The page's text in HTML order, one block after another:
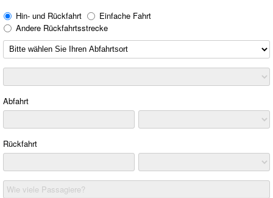
Hin- und Rückfahrt
Einfache Fahrt
Andere Rückfahrtsstrecke
Abfahrt
Rückfahrt
Wie viele Passagiere?